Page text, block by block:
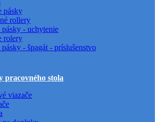
pásky
rollery
pásky - uchytenie
rolery
- špagát - príslušenstvo
pracovného stola
viazače